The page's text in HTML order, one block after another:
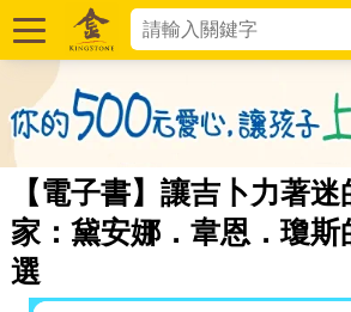
【電子書】讓吉卜力著
家：黛安娜．韋恩．瓊斯
選